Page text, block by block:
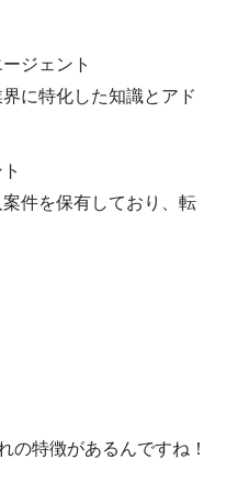
ジェント
に特化した知識とアド
案件を保有しており、転
の特徴があるんですね！